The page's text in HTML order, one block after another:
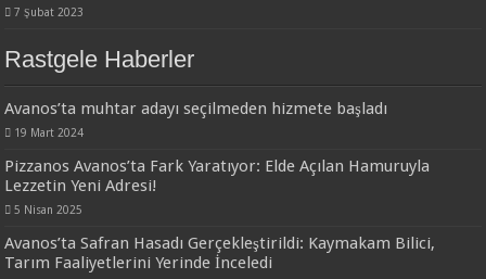
7 Şubat 2023
Rastgele Haberler
Avanos’ta muhtar adayı seçilmeden hizmete başladı
19 Mart 2024
Pizzanos Avanos’ta Fark Yaratıyor: Elde Açılan Hamuruyla
Lezzetin Yeni Adresi!
5 Nisan 2025
Avanos’ta Safran Hasadı Gerçekleştirildi: Kaymakam Bilici,
Tarım Faaliyetlerini Yerinde İnceledi